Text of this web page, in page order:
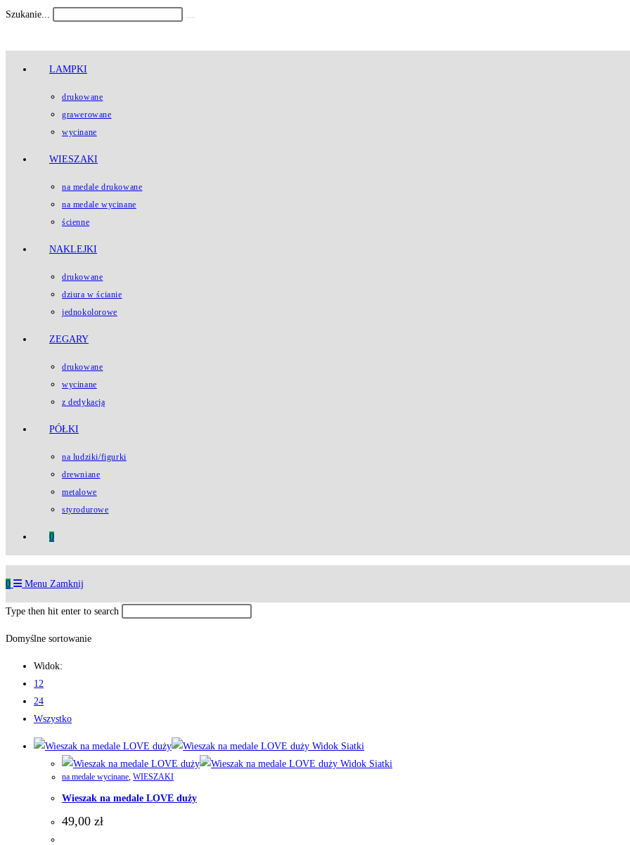
Koniec
Szukanie...
LAMPKI
drukowane
grawerowane
wycinane
WIESZAKI
na medale drukowane
na medale wycinane
ścienne
NAKLEJKI
drukowane
dziura w ścianie
jednokolorowe
ZEGARY
drukowane
wycinane
z dedykacją
PÓŁKI
na ludziki/figurki
drewniane
metalowe
styrodurowe
0
0 Menu Zamknij
Type then hit enter to search
Domyślne sortowanie
Widok:
12
24
Wszystko
Widok Siatki
Widok Siatki
na medale wycinane, WIESZAKI
Wieszak na medale LOVE duży
49,00 zł